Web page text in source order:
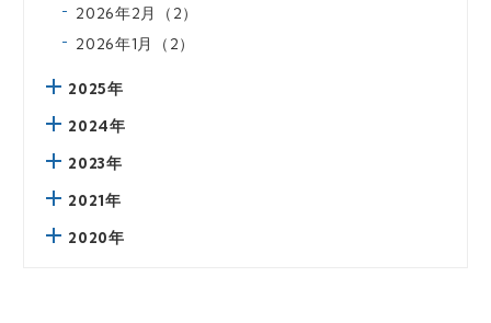
2026年2月（2）
2026年1月（2）
2025年
2024年
2023年
2021年
2020年